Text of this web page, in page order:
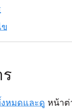
หมดและดู หน้าต่